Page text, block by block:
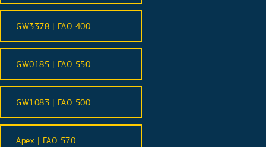
GW3378 | FAO 400
GW0185 | FAO 550
GW1083 | FAO 500
Apex | FAO 570